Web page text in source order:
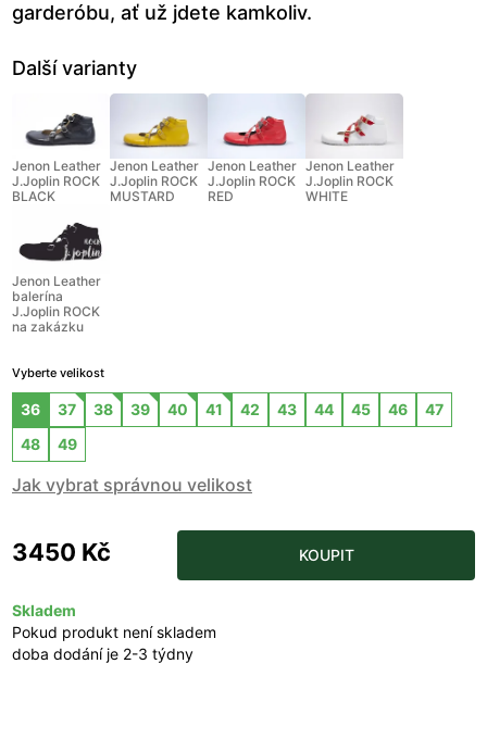
garderóbu, ať už jdete kamkoliv.
Další varianty
Jenon Leather
J.Joplin ROCK
BLACK
Jenon Leather
J.Joplin ROCK
MUSTARD
Jenon Leather
J.Joplin ROCK
RED
Jenon Leather
J.Joplin ROCK
WHITE
Jenon Leather
balerína
J.Joplin ROCK
na zakázku
Vyberte velikost
36 37 38 39 40 41 42 43 44 45 46
47
48
49
Jak vybrat správnou velikost
3450 Kč KOUPIT
Skladem
Pokud produkt není skladem
doba dodání je 2-3 týdny